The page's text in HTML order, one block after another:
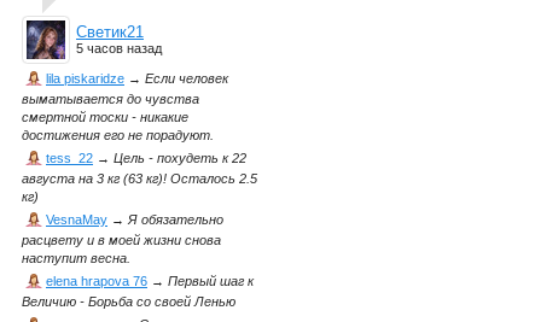
Светик21
5 часов назад
lila piskaridze → Если человек
выматывается до чувства
смертной тоски - никакие
достижения его не порадуют.
tess_22 → Цель - похудеть к 22
августа на 3 кг (63 кг)! Осталось 2.5
кг)
VesnaMay →Я обязательно
расцвету и в моей жизни снова
наступит весна.
elena hrapova 76 → Первый шаг к
Величию - Борьба со своей Ленью